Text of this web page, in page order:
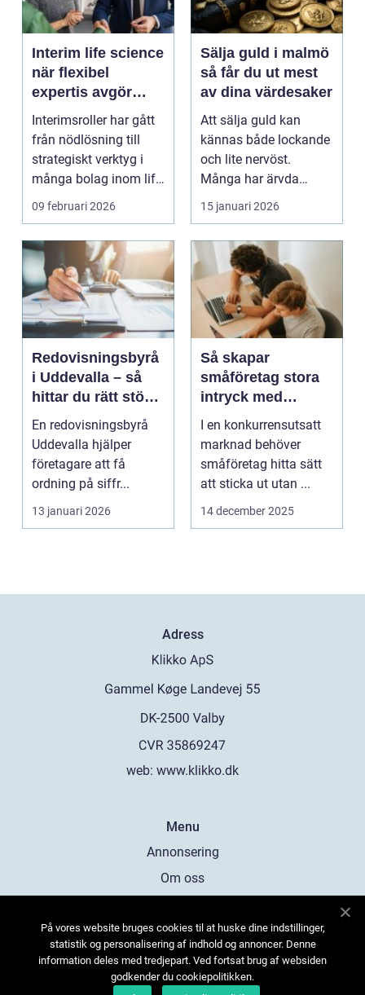
Interim life science
när flexibel
expertis avgör
takten
Interimsroller har gått
från nödlösning till
strategiskt verktyg i
många bolag inom life
science. Nä...
09 februari 2026
Sälja guld i malmö
så får du ut mest
av dina värdesaker
Att sälja guld kan
kännas både lockande
och lite nervöst.
Många har ärvda
smycken, gamla
släktklenod...
15 januari 2026
Redovisningsbyrå
i Uddevalla – så
hittar du rätt stöd
för företagets
ekonomi
En redovisningsbyrå
Uddevalla hjälper
företagare att få
ordning på siffr...
13 januari 2026
Så skapar
småföretag stora
intryck med
kreativ
marknadsföring
I en konkurrensutsatt
marknad behöver
småföretag hitta sätt
att sticka ut utan ...
14 december 2025
Adress
web: www.klikko.dk
Menu
Annonsering
Om oss
Kontakta oss
Sitemap
På vores website bruges cookies til at huske dine indstillinger,
statistik og personalisering af indhold og annoncer. Denne
information deles med tredjepart. Ved fortsat brug af websiden
godkender du cookiepolitikken.